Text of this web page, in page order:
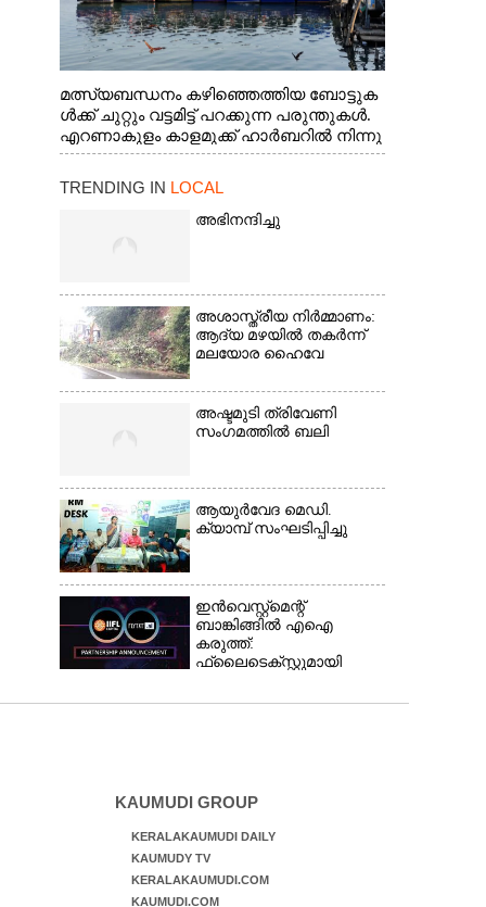
മത്സ്യബന്ധനം കഴിഞ്ഞെത്തിയ ബോട്ടുക
ൾക്ക് ചുറ്റും വട്ടമിട്ട് പറക്കുന്ന പരുന്തുകൾ.
എറണാകുളം കാളമുക്ക് ഹാർബറിൽ നിന്നു
ള്ള കാഴ്ച
TRENDING IN LOCAL
അഭിനന്ദിച്ചു
അശാസ്ത്രീയ നിർമ്മാണം:
ആദ്യ മഴയിൽ തകർന്ന്
മലയോര ഹൈവേ
അഷ്ടമുടി ത്രിവേണി
സംഗമത്തിൽ ബലി
ആയുർവേദ മെഡി.
ക്യാമ്പ് സംഘടിപ്പിച്ചു
ഇൻവെസ്റ്റ്മെന്റ്
ബാങ്കിങ്ങിൽ എഐ
കരുത്ത്:
ഫ്ലൈടെക്സ്റ്റുമായി
ഐഐഎഫ്എൽ
KAUMUDI GROUP
KERALAKAUMUDI DAILY
KAUMUDY TV
KERALAKAUMUDI.COM
KAUMUDI.COM